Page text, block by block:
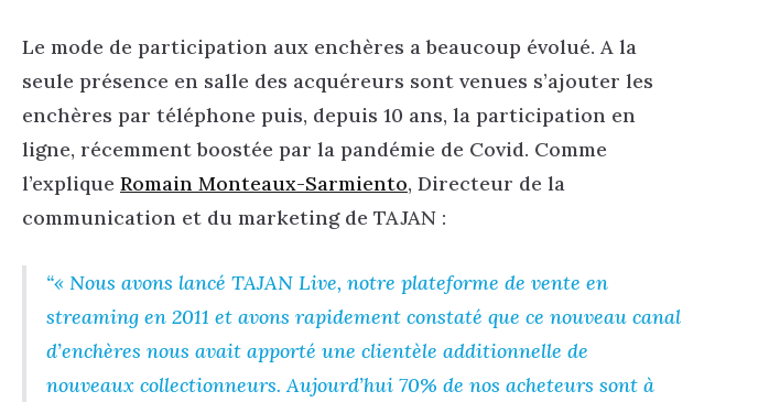
Le mode de participation aux enchères a beaucoup évolué. A la
seule présence en salle des acquéreurs sont venues s’ajouter les
enchères par téléphone puis, depuis 10 ans, la participation en
ligne, récemment boostée par la pandémie de Covid. Comme
l’explique Romain Monteaux-Sarmiento, Directeur de la
communication et du marketing de TAJAN :
« Nous avons lancé TAJAN Live, notre plateforme de vente en
streaming en 2011 et avons rapidement constaté que ce nouveau canal
d’enchères nous avait apporté une clientèle additionnelle de
nouveaux collectionneurs. Aujourd’hui 70% de nos acheteurs sont à